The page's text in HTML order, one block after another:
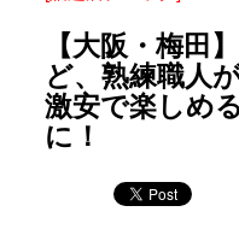
【大阪・梅田
ど、熟練職人
激安で楽しめ
に！